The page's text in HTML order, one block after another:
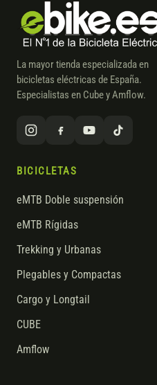
La mayor tienda especializada en
bicicletas eléctricas de España.
Especialistas en Cube y Amflow.
BICICLETAS
eMTB Doble suspensión
eMTB Rígidas
Trekking y Urbanas
Plegables y Compactas
Cargo y Longtail
CUBE
Amflow